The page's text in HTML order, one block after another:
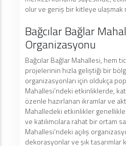
olur ve geniş bir kitleye ulaşmak
Bağcılar Bağlar
Organizasyonu
Bağcılar Bağlar Mahallesi, hem
projelerinin hızla geliştiği bir
organizasyonları için oldukça
Mahallesi’ndeki etkinliklerde,
özenle hazırlanan ikramlar ve
Mahalledeki etkinlikler genellikle
ve katılımcılara rahat bir ortam
Mahallesi’ndeki açılış
dekorasyonlar ve şık tasarımlar